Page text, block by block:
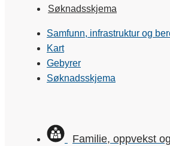
Søknadsskjema
Samfunn, infrastruktur og
Kart
Gebyrer
Søknadsskjema
Familie, oppvekst